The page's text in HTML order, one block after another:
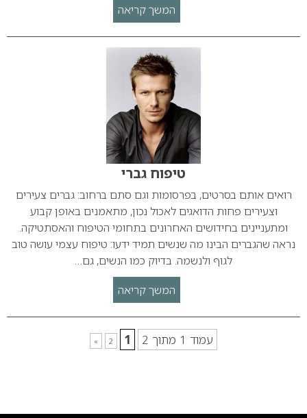
המשך קריאה
טיפוח גברי
רואים אותם בסרטים, בפרסומות וגם סתם ברחוב: גברים צעירים
וצעירים פחות הדואגים לאכול נכון, מתאמנים באופן קבוע
ומתעניינים בחידושים האחרונים בתחומי הטיפוח והאסתטיקה.
נראה שהגברים הבינו מה שנשים תמיד ידעו: טיפוח עצמי עושה טוב
לגוף ולנשמה. בדיוק כמו הנשים, גם…
המשך קריאה
עמוד 1 מתוך 2 1
2
»